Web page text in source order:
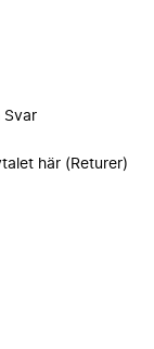
Svar
här (Returer)